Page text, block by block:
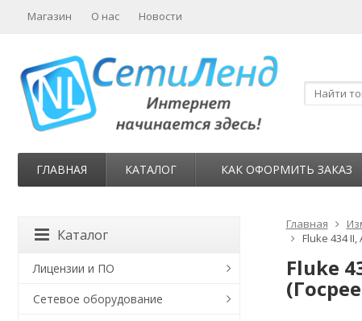
Магазин О нас Новости
ГЛАВНАЯ КАТАЛОГ КАК ОФОРМИТЬ ЗАКАЗ
Главная
Fluke 434
Fluke
Каталог
Лицензии и ПО
Сетевое оборудование